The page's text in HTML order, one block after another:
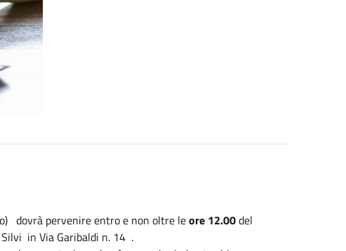
dovrà pervenire entro e non oltre leore 12.00del
in Via Garibaldi n. 14 .